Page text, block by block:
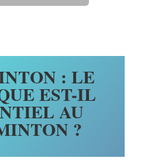
: LE
EST-IL
AU
?